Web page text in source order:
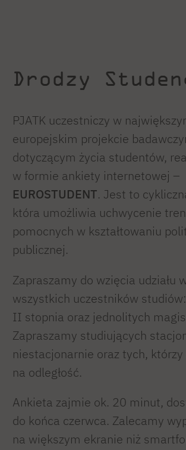
Drodzy
PJATK uczestniczy w
europejskim projekcie
dotyczącym życia studentów,
w formie ankiety internetowej –
EUROSTUDENT. Jest to
która umożliwia uchwycenie
pomocnych w kształtowaniu
publicznej.
Zapraszamy do wzięcia udziału
wszystkich uczestników
II stopnia oraz jednolitych
Zapraszamy studiujących
niestacjonarnie oraz tych,
na odległość.
Ankieta zajmie ok. 20 minut,
do końca czerwca. Zalecamy
na większym ekranie niż